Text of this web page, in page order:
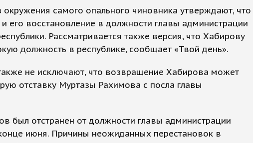
окружения самого опального чиновника утверждают, что
его восстановление в должности главы администрации
Рассматривается также версия, что Хабирову
должность в республике, сообщает «Твой день».
не исключают, что возвращение Хабирова может
отставку Муртазы Рахимова с посла главы
был отстранен от должности главы администрации
июня. Причины неожиданных перестановок в